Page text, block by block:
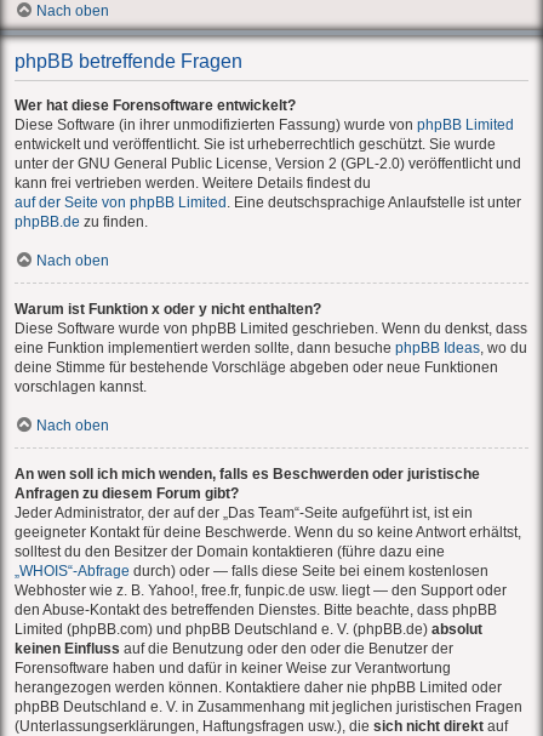
Nach oben
phpBB betreffende Fragen
Wer hat diese Forensoftware entwickelt?
Diese Software (in ihrer unmodifizierten Fassung) wurde von phpBB Limited
entwickelt und veröffentlicht. Sie ist urheberrechtlich geschützt. Sie wurde
unter der GNU General Public License, Version 2 (GPL-2.0) veröffentlicht und
kann frei vertrieben werden. Weitere Details findest du
auf der Seite von phpBB Limited . Eine deutschsprachige Anlaufstelle ist unter
phpBB.de zu finden.
Nach oben
Warum ist Funktion x oder y nicht enthalten?
Diese Software wurde von phpBB Limited geschrieben. Wenn du denkst, dass
eine Funktion implementiert werden sollte, dann besuche phpBB Ideas, wo du
deine Stimme für bestehende Vorschläge abgeben oder neue Funktionen
vorschlagen kannst.
Nach oben
An wen soll ich mich wenden, falls es Beschwerden oder juristische
Anfragen zu diesem Forum gibt?
Jeder Administrator, der auf der „Das Team“-Seite aufgeführt ist, ist ein
geeigneter Kontakt für deine Beschwerde. Wenn du so keine Antwort erhältst,
solltest du den Besitzer der Domain kontaktieren (führe dazu eine
„WHOIS“-Abfrage durch) oder — falls diese Seite bei einem kostenlosen
Webhoster wie z. B. Yahoo!, free.fr, funpic.de usw. liegt — den Support oder
den Abuse-Kontakt des betreffenden Dienstes. Bitte beachte, dass phpBB
Limited (phpBB.com) und phpBB Deutschland e. V. (phpBB.de) absolut
keinen Einfluss auf die Benutzung oder den oder die Benutzer der
Forensoftware haben und dafür in keiner Weise zur Verantwortung
herangezogen werden können. Kontaktiere daher nie phpBB Limited oder
phpBB Deutschland e. V. in Zusammenhang mit jeglichen juristischen Fragen
(Unterlassungserklärungen, Haftungsfragen usw.), die sich nicht direkt auf